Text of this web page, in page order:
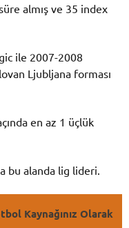
almış ve 35 index
ile 2007-2008
Ljubljana forması
en az 1 üçlük
bu alanda lig lideri.
Kaynağınız Olarak